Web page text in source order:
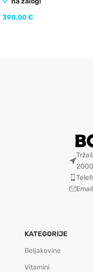
390,00€
KATEGORIJE
Beljakovine
Vitamini